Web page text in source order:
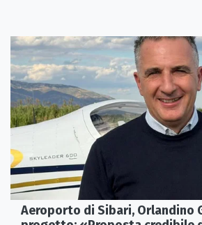
Aeroporto di Sibari, Orlandino